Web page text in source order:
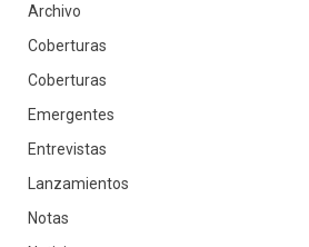
Archivo
Coberturas
Coberturas
Emergentes
Entrevistas
Lanzamientos
Notas